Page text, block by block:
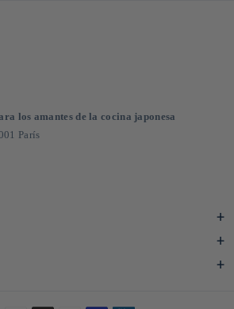
los amantes de la cocina japonesa
París
frecuentes
Francia y Europa
del Louvre, 40, París